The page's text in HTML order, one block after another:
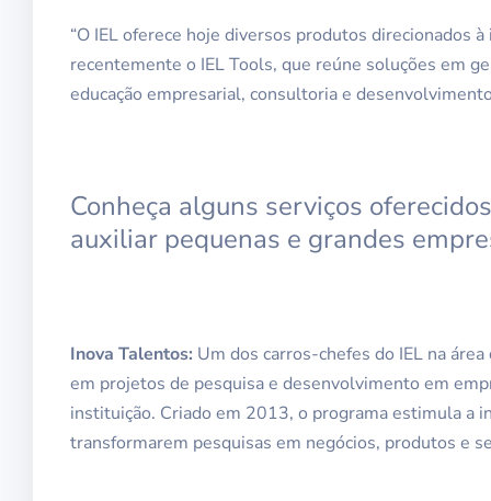
“O IEL oferece hoje diversos produtos direcionados
recentemente o IEL Tools, que reúne soluções em
educação empresarial, consultoria e
Conheça alguns serviços
auxiliar pequenas e grandes
Inova Talentos: Um dos carros-chefes do IEL na
em projetos de pesquisa e desenvolvimento em
instituição. Criado em 2013, o programa estimula a
transformarem pesquisas em negócios, produtos e